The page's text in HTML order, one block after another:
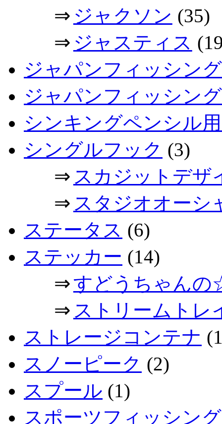
⇒ ジャクソン (35)
⇒ ジャスティス
ジャパンフィッシン
ジャパンフィッシン
シンキングペンシル
シングルフック (3)
⇒ スカジットデザ
⇒ スタジオオーシ
ステータス (6)
ステッカー (14)
⇒すどうちゃん
⇒ ストリームトレ
ストレージコンテナ
スノーピーク (2)
スプール (1)
スポーツフィッシン